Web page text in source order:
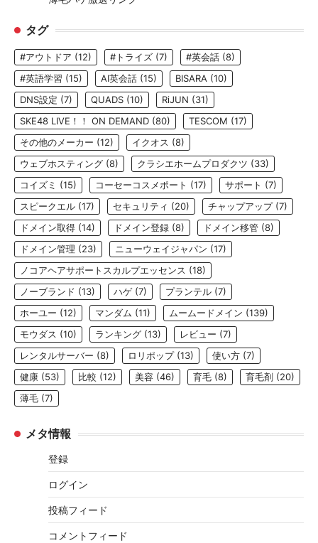
タグ
#アウトドア (12) #トライズ (7) #英会話 (8)
#英語学習 (15) AI英会話 (15) BISARA (10)
DNS設定 (7) QUADS (10) RiJUN (31)
SKE48 LIVE！！ ON DEMAND (80) TESCOM (17)
その他のメーカー (12) イクオス (8)
ウェブホスティング (8) クラシエホームプロダクツ (33)
コイズミ (15) コーセーコスメポート (17) サポート (7)
スピークエル (17) セキュリティ (20) チャップアップ(7)
ドメイン取得 (14) ドメイン登録 (8) ドメイン移管 (8)
ドメイン管理 (23) ニューウェイジャパン (17)
ノコアヘアサポートスカルプエッセンス (18)
ノーブランド (13) ハゲ (7) プランテル (7)
ホーユー (12) マンダム (11) ムームードメイン (139)
モウダス (10) ランキング (13) レビュー (7)
レンタルサーバー (8) ロリポップ(13) 使い方 (7)
健康 (53) 比較 (12) 美容 (46) 育毛 (8) 育毛剤 (20)
薄毛 (7)
メタ情報
登録
ログイン
投稿フィード
コメントフィード